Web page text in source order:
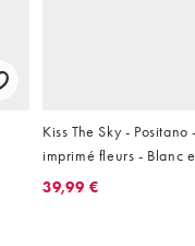
Kiss The Sky -
imprimé fleurs - Blanc
39,99 €